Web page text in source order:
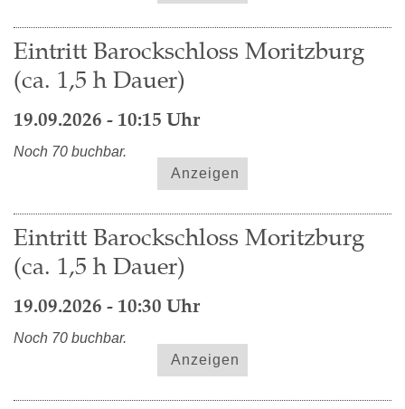
Eintritt Barockschloss Moritzburg
(ca. 1,5 h Dauer)
19.09.2026 - 10:15 Uhr
Noch 70 buchbar.
Anzeigen
Eintritt Barockschloss Moritzburg
(ca. 1,5 h Dauer)
19.09.2026 - 10:30 Uhr
Noch 70 buchbar.
Anzeigen